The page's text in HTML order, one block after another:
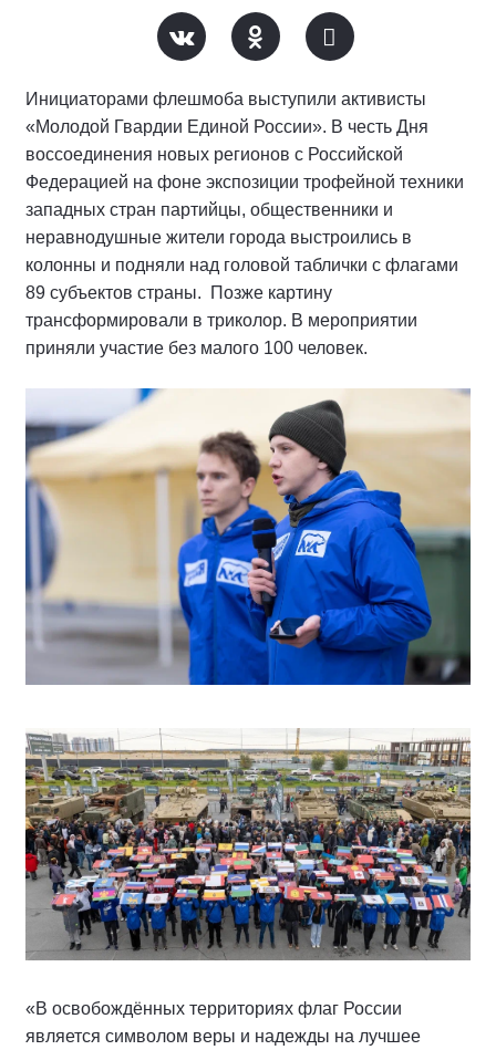
Инициаторами флешмоба выступили активисты
«Молодой Гвардии Единой России». В честь Дня
воссоединения новых регионов с Российской
Федерацией на фоне экспозиции трофейной техники
западных стран партийцы, общественники и
неравнодушные жители города выстроились в
колонны и подняли над головой таблички с флагами
89 субъектов страны. Позже картину
трансформировали в триколор. В мероприятии
приняли участие без малого 100 человек.
«В освобождённых территориях флаг России
является символом веры и надежды на лучшее